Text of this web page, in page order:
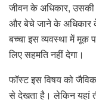
जीवन के अधिकार, उसकी
और बेचे जाने के अधिकार
बच्चा इस व्यवस्था में मूक
लिए सहमति नहीं देगा।
फॉस्ट इस विषय को
से देखता है। लेकिन यहां